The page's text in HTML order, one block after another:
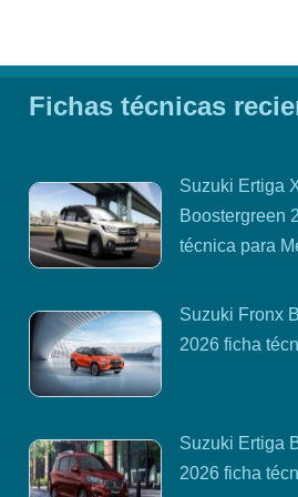
Fichas técnicas
Suzuki Ertiga
Boostergreen
técnica para
Suzuki Fronx
2026 ficha
Suzuki Ertiga
2026 ficha